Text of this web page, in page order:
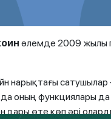
әлемде 2009 жылы
нарықтағы
оның функциялары
өте көп әрі